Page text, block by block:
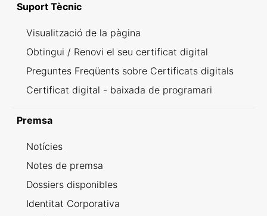
Suport Tècnic
Visualització de la pàgina
Obtingui / Renovi el seu certificat digital
Preguntes Freqüents sobre Certificats digitals
Certificat digital - baixada de programari
Premsa
Notícies
Notes de premsa
Dossiers disponibles
Identitat Corporativa